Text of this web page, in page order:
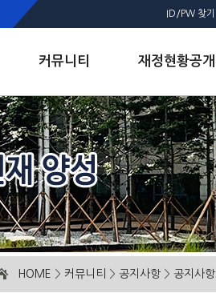
ID/PW 찾기
커뮤니티 재정현황공개
HOME > 커뮤니티 > 공지사항 > 공지사항